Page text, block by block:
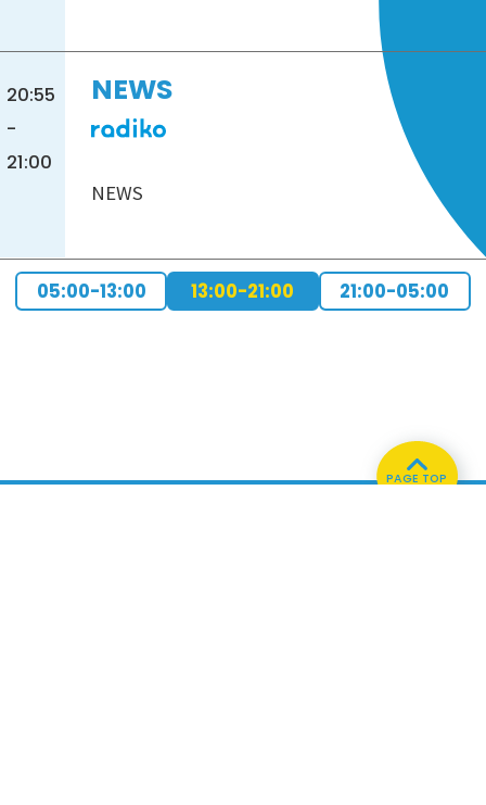
20:55
-
21:00
NEWS
NEWS
05:00-13:00 13:00-21:00 21:00-05:00
PAGE TOP